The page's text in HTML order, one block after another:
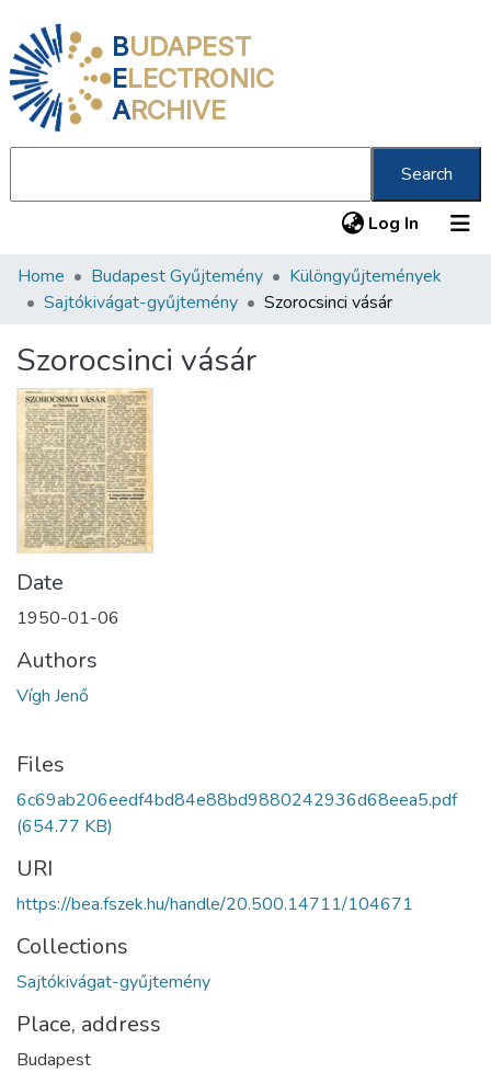
BUDAPEST
ELECTRONIC
ARCHIVE
Search
Log In (current)
Communities & Collections
Statistics
About us
Home Budapest Gyűjtemény
Különgyűjtemények
Sajtókivágat-gyűjtemény
Szorocsinci vásár
Szorocsinci vásár
Date
1950-01-06
Authors
Vígh Jenő
Files
6c69ab206eedf4bd84e88bd9880242936d68eea5.pdf
(654.77 KB)
URI
https://bea.fszek.hu/handle/20.500.14711/104671
Collections
Sajtókivágat-gyűjtemény
Place, address
Budapest